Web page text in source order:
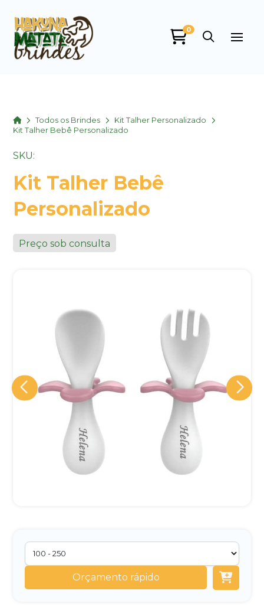
0
HomeTodos os Brindes
Kit Talher Personalizado
Kit Talher Bebê Personalizado
SKU:
Kit Talher Bebê
Personalizado
Preço sob consulta
Orçamento rápido